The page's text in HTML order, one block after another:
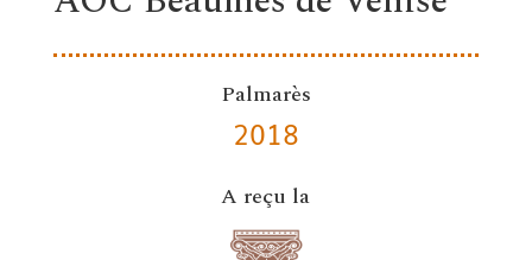
Palmarès
2018
A reçu la